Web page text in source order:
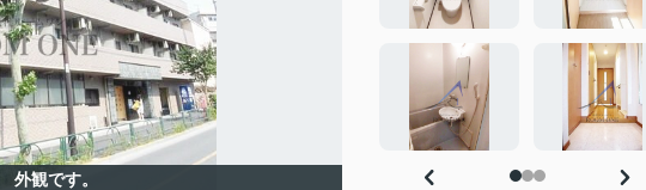
外観です。